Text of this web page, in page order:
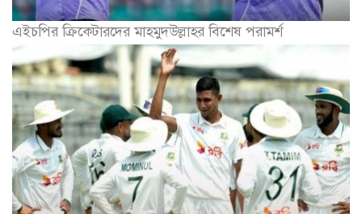
এইচপির ক্রিকেটারদের মাহমুদউল্লাহর বিশেষ পরামর্শ